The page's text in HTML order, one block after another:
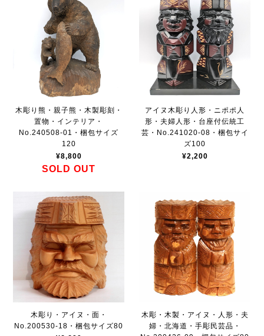
木彫り熊・親子熊・木製彫刻・
置物・インテリア・
No.240508-01・梱包サイズ
120
¥8,800
SOLD OUT
アイヌ木彫り人形・ニポポ人
形・夫婦人形・台座付伝統工
芸・No.241020-08・梱包サイ
ズ100
¥2,200
木彫り・アイヌ・面・
No.200530-18・梱包サイズ80
木彫・木製・アイヌ・人形・夫
婦・北海道・手彫民芸品・